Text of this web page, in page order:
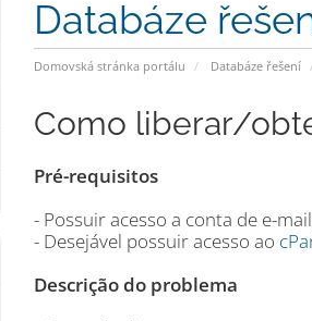
Databáze
Domovská stránka portálu Databáze řešení
Como liberar/
Pré-requisitos
- Possuir acesso a conta de e-
- Desejável possuir acesso ao
Descrição do problema